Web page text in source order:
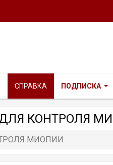
СПРАВКА ПОДПИСКА
КОНТРОЛЯ
МИОПИИ